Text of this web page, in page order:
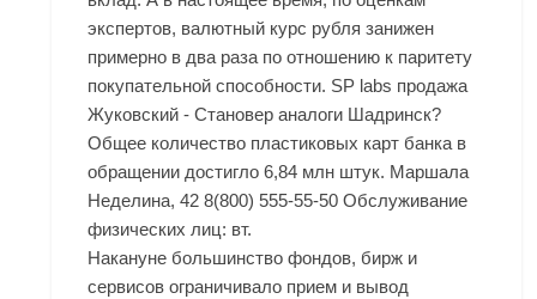
экспертов, валютный курс рубля занижен
примерно в два раза по отношению к паритету
покупательной способности. SP labs продажа
Жуковский - Становер аналоги Шадринск?
Общее количество пластиковых карт банка в
обращении достигло 6,84 млн штук. Маршала
Неделина, 42 8(800) 555-55-50 Обслуживание
физических лиц: вт.
Накануне большинство фондов, бирж и
сервисов ограничивало прием и вывод